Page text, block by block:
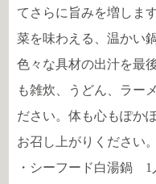
てさらに旨みを増しま
菜を味わえる、温かい
色々な具材の出汁を最
も雑炊、うどん、ラー
ださい。体も心もぽか
お召し上がりください。
・シーフード白湯鍋